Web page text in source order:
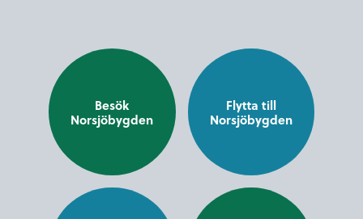
Besök
Norsjöbygden
Flytta till
Norsjöbygden